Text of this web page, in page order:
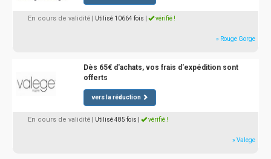
En cours de validité | Utilisé 10664 fois vérifié !
» Rouge Gorge
Dès 65€ d'achats, vos frais d'expédition sont
offerts
vers la réduction
En cours de validité | Utilisé 485 fois vérifié !
» Valege